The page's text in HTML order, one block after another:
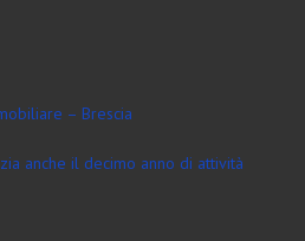
– Brescia
anche il decimo anno di attività